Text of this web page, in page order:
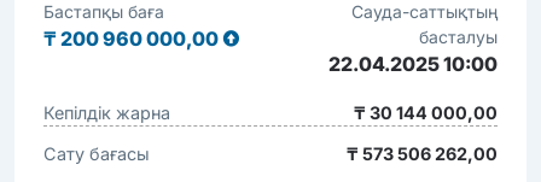
Бастапқы баға
₸ 200 960 000,00
Сауда-саттықтың
басталуы
22.04.2025 10:00
Кепілдік жарна
₸ 30 144 000,00
Сату бағасы
₸ 573 506 262,00